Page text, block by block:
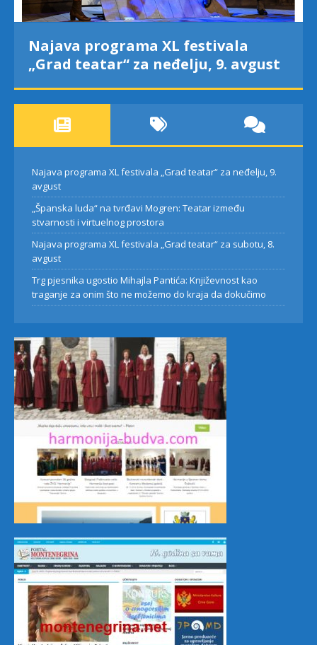
Najava programa XL festivala
„Grad teatar“ za neđelju, 9. avgust
Najava programa XL festivala „Grad teatar“ za neđelju, 9.
avgust
„Španska luda“ na tvrđavi Mogren: Teatar između
stvarnosti i virtuelnog prostora
Najava programa XL festivala „Grad teatar“ za subotu, 8.
avgust
Trg pjesnika ugostio Mihajla Pantića: Književnost kao
traganje za onim što ne možemo do kraja da dokučimo